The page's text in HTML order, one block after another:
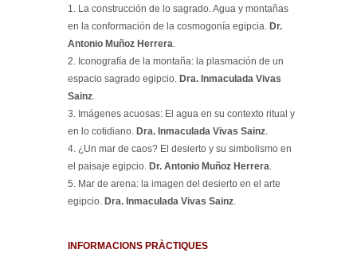
1. La construcción de lo sagrado. Agua y montañas
en la conformación de la cosmogonía egipcia. Dr.
Antonio Muñoz Herrera.
2. Iconografía de la montaña: la plasmación de un
espacio sagrado egipcio. Dra. Inmaculada Vivas
Sainz.
3. Imágenes acuosas: El agua en su contexto ritual y
en lo cotidiano. Dra. Inmaculada Vivas Sainz.
4. ¿Un mar de caos? El desierto y su simbolismo en
el paisaje egipcio. Dr. Antonio Muñoz Herrera.
5. Mar de arena: la imagen del desierto en el arte
egipcio. Dra. Inmaculada Vivas Sainz.
INFORMACIONS PRÀCTIQUES